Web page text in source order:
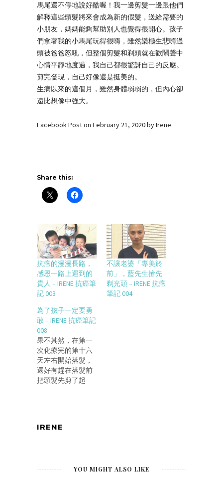
馬尾還不停地說好酷喔！我一邊剪髮一邊跟他們
解釋這些頭髮將來會成為新的假髮，送給需要的
小朋友，媽媽能夠幫助別人也覺得很開心。孩子
們拿著我的小馬尾玩得很嗨，雖然樂極生悲嗨過
頭被爸爸怒吼，但整個剪髮和剃頭就在歡鬧聲中
心情平靜地度過，我自己都很驚訝自己的反應。
剪完發現，自己好像還是挺美的。
生病以來的這個月，雖然身體弱弱的，但內心卻
遠比想像中強大。
Facebook Post on February 21, 2020 by Irene
Share this:
抗癌的漫漫長路，
感恩一路上遇到的
貴人 – IRENE 抗癌筆
記 003
不讓老婆「專美於
前」，藍先生搶先
剃光頭 – IRENE 抗癌
筆記 004
為了孩子一定要勇
敢 – IRENE 抗癌筆記
008
果不其然，在第一
次化療完的第十六
天左右開始落髮，
還好有趕在落髮前
把頭髮先剪了起
再掉快點、掉乾淨
位，點滴安裝好準
IRENE
YOU MIGHT ALSO LIKE